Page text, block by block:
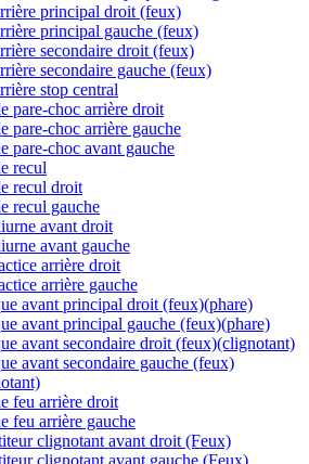
principal droit (feux)
principal gauche (feux)
secondaire droit (feux)
secondaire gauche (feux)
stop central
pare-choc arrière droit
pare-choc arrière gauche
pare-choc avant gauche
recul
recul droit
recul gauche
avant droit
avant gauche
arrière droit
arrière gauche
avant principal droit (feux)(phare)
avant principal gauche (feux)(phare)
avant secondaire droit (feux)(clignotant)
avant secondaire gauche (feux)
feu arrière droit
feu arrière gauche
clignotant avant droit (Feux)
clignotant avant gauche (Feux)